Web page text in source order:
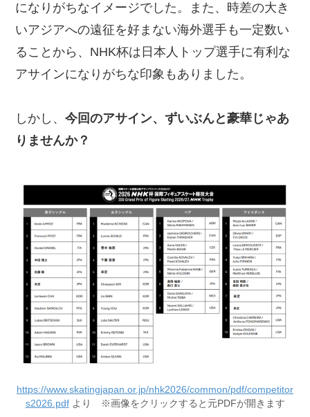
になりがちなイメージでした。また、時差の大き
いアジアへの遠征を好まない海外選手も一定数い
ることから、NHK杯は日本人トップ選手に有利な
アサインになりがちな印象もありました。
しかし、今回のアサイン、ずいぶんと豪華じゃあ
りませんか？
https://www.skatingjapan.or.jp/nhk2026/common/pdf/competitor
s2026.pdfより ※画像をクリックすると元PDFが開きます